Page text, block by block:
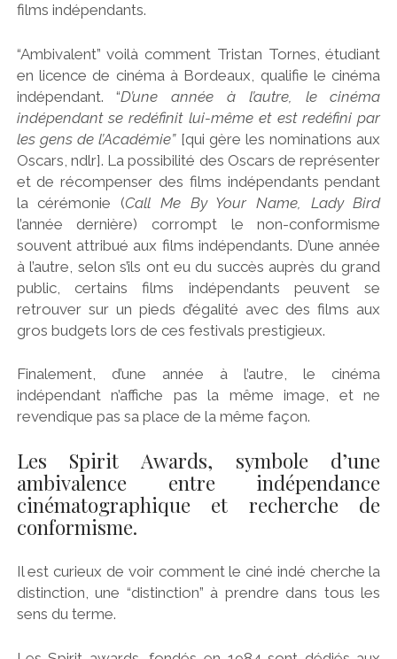
films indépendants.
“Ambivalent” voilà comment Tristan Tornes, étudiant
en licence de cinéma à Bordeaux, qualifie le cinéma
indépendant. “D’une année à l’autre, le cinéma
indépendant se redéfinit lui-même et est redéfini par
les gens de l’Académie”[qui gère les nominations aux
Oscars, ndlr]. La possibilité des Oscars de représenter
et de récompenser des films indépendants pendant
la cérémonie (Call Me By Your Name, Lady Bird
l’année dernière) corrompt le non-conformisme
souvent attribué aux films indépendants. D’une année
à l’autre, selon s’ils ont eu du succès auprès du grand
public, certains films indépendants peuvent se
retrouver sur un pieds d’égalité avec des films aux
gros budgets lors de ces festivals prestigieux.
Finalement, d’une année à l’autre, le cinéma
indépendant n’affiche pas la même image, et ne
revendique pas sa place de la même façon.
Les Spirit Awards, symbole d’une
ambivalence entre indépendance
cinématographique et recherche de
conformisme.
Il est curieux de voir comment le ciné indé cherche la
distinction, une “distinction” à prendre dans tous les
sens du terme.